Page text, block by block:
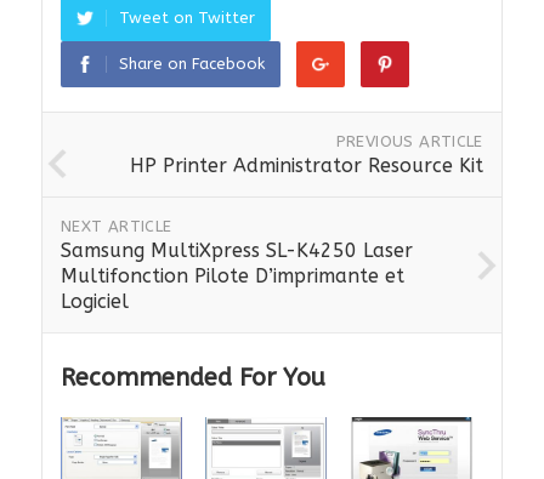
Tweet on Twitter
Share on Facebook
PREVIOUS ARTICLE
HP Printer Administrator Resource Kit
NEXT ARTICLE
Samsung MultiXpress SL-K4250 Laser
Multifonction Pilote D’imprimante et
Logiciel
Recommended For You